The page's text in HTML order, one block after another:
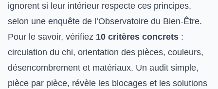
ignorent si leur intérieur respecte ces principes,
selon une enquête de l’Observatoire du Bien-Être.
Pour le savoir, vérifiez 10 critères concrets :
circulation du chi, orientation des pièces, couleurs,
désencombrement et matériaux. Un audit simple,
pièce par pièce, révèle les blocages et les solutions